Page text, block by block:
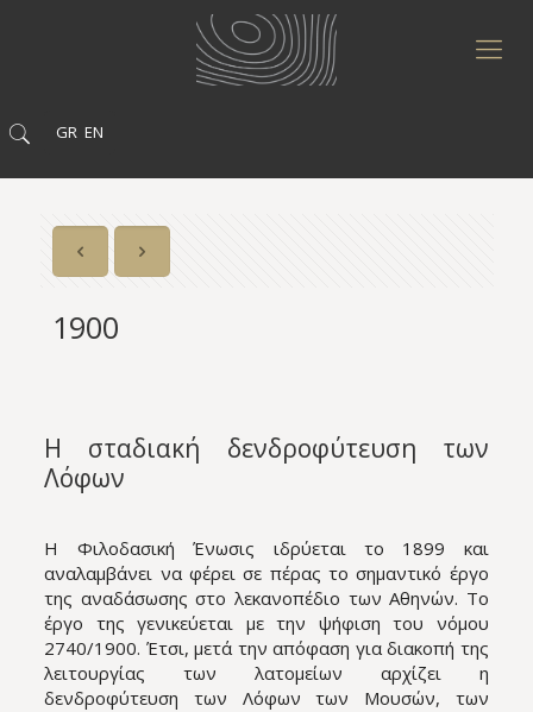
GR EN
1900
Η σταδιακή δενδροφύτευση των
Λόφων
Η Φιλοδασική Ένωσις ιδρύεται το 1899 και
αναλαμβάνει να φέρει σε πέρας το σημαντικό έργο
της αναδάσωσης στο λεκανοπέδιο των Αθηνών. Το
έργο της γενικεύεται με την ψήφιση του νόμου
2740/1900. Έτσι, μετά την απόφαση για διακοπή της
λειτουργίας των λατομείων αρχίζει η
δενδροφύτευση των Λόφων των Μουσών, των